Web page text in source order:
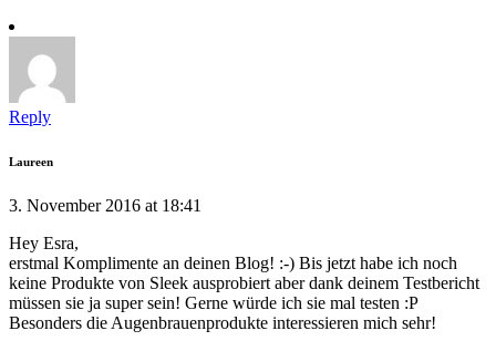
Reply
Laureen
3. November 2016 at 18:41
Hey Esra,
erstmal Komplimente an deinen Blog! :-) Bis jetzt habe ich noch
keine Produkte von Sleek ausprobiert aber dank deinem Testbericht
müssen sie ja super sein! Gerne würde ich sie mal testen :P
Besonders die Augenbrauenprodukte interessieren mich sehr!